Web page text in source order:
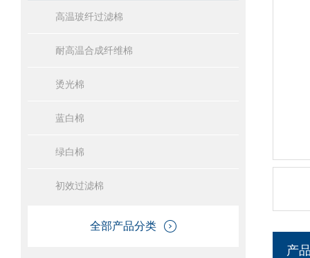
高温玻纤过滤棉
耐高温合成纤维棉
烫光棉
蓝白棉
绿白棉
初效过滤棉
全部产品分类
产